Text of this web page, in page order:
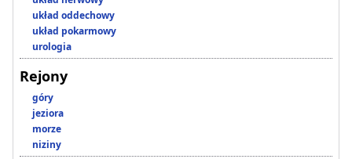
układ oddechowy
układ pokarmowy
urologia
Rejony
góry
jeziora
morze
niziny